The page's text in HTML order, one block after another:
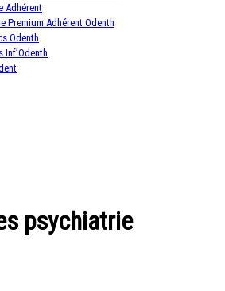
Adhérent
Premium Adhérent Odenth
Odenth
Inf’Odenth
psychiatrie